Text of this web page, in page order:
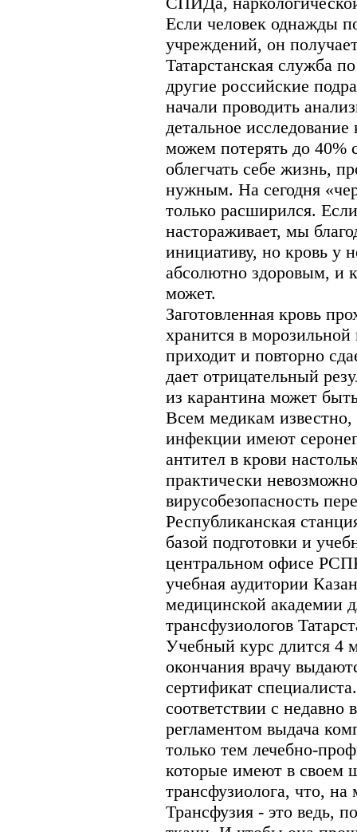
Если человек однажды
учреждений, он
Татарстанская служба
другие российские
начали проводить
детальное
можем потерять до 40%
облегчать себе жизнь,
нужным. На сегодня
только расширился.
настораживает, мы
инициативу, но кровь у
абсолютно здоровым, и
может.
Заготовленная кровь
хранится в
приходит и повторно
дает отрицательный
из карантина может
Всем медикам
инфекции имеют
антител в крови
практически
вирусобезопасность
Республиканская
базой подготовки и
центральном офисе
учебная аудитории
медицинской академии
трансфузиологов
Учебный курс длится 4
окончания врачу
сертификат
соответствии с
регламентом выдача
только тем лечебно-
которые имеют в своем
трансфузиолога, что, на
Трансфузия - это ведь,